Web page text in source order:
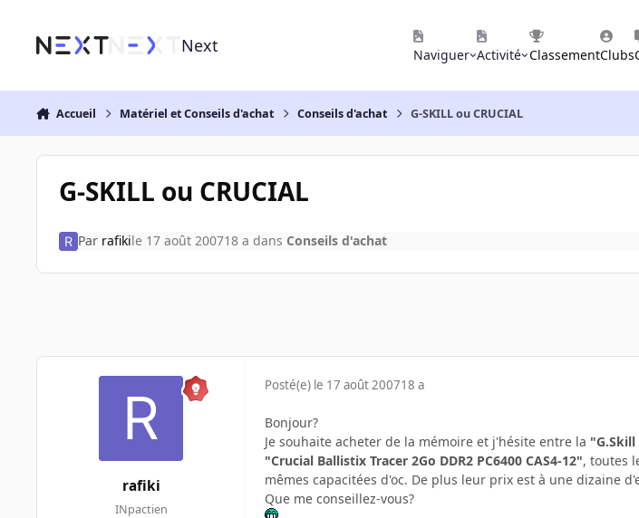
Next Naviguer Activité ClassementClubs
Accueil Matériel et Conseils d'achat Conseils d'achat G-SKILL ou CRUCIAL
G-SKILL ou CRUCIAL
Par rafikile 17 août 200718 a dans Conseils d'achat
rafiki
INpactien
Posté(e) le 17 août 200718 a
Bonjour?
Je souhaite acheter de la mémoire et j'hésite entre la "G.Skill
"Crucial Ballistix Tracer 2Go DDR2 PC6400 CAS4-12", toutes
mêmes capacitées d'oc. De plus leur prix est à une dizaine
Que me conseillez-vous?